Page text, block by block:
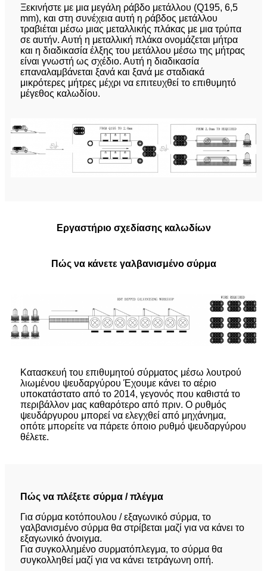
Ξεκινήστε με μια μεγάλη ράβδο μετάλλου (Q195, 6,5
mm), και στη συνέχεια αυτή η ράβδος μετάλλου
τραβιέται μέσω μιας μεταλλικής πλάκας με μια τρύπα
σε αυτήν. Αυτή η μεταλλική πλάκα ονομάζεται μήτρα
και η διαδικασία έλξης του μετάλλου μέσω της μήτρας
είναι γνωστή ως σχέδιο. Αυτή η διαδικασία
επαναλαμβάνεται ξανά και ξανά με σταδιακά
μικρότερες μήτρες μέχρι να επιτευχθεί το επιθυμητό
μέγεθος καλωδίου.
Εργαστήριο σχεδίασης καλωδίων
Πώς να κάνετε γαλβανισμένο σύρμα
Κατασκευή του επιθυμητού σύρματος μέσω λουτρού
λιωμένου ψευδαργύρου Έχουμε κάνει το αέριο
υποκατάστατο από το 2014, γεγονός που καθιστά το
περιβάλλον μας καθαρότερο από πριν. Ο ρυθμός
ψευδάργυρου μπορεί να ελεγχθεί από μηχάνημα,
οπότε μπορείτε να πάρετε όποιο ρυθμό ψευδαργύρου
θέλετε.
Πώς να πλέξετε σύρμα / πλέγμα
Για σύρμα κοτόπουλου / εξαγωνικό σύρμα, το
γαλβανισμένο σύρμα θα στρίβεται μαζί για να κάνει το
εξαγωνικό άνοιγμα.
Για συγκολλημένο συρματόπλεγμα, το σύρμα θα
συγκολληθεί μαζί για να κάνει τετράγωνη οπή.